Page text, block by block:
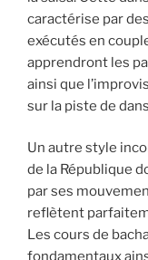
caractérise par
exécutés en
apprendront les
ainsi que
sur la piste de
Un autre style
de la République
par ses
reflètent
Les cours de
fondamentaux